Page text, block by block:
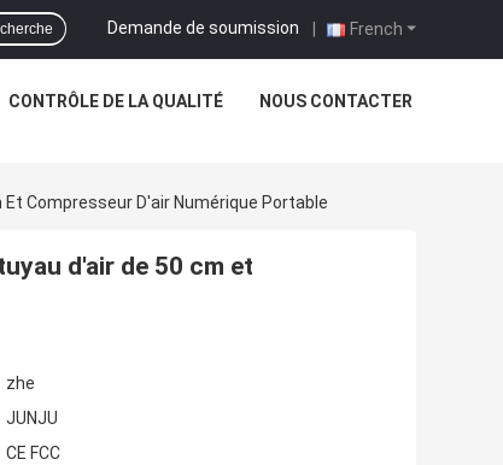
French
Demande de soumission |
CONTRÔLE DE LA QUALITÉ NOUS CONTACTER
Et Compresseur D'air Numérique Portable
d'air de 50 cm et
zhe
JUNJU
CE FCC